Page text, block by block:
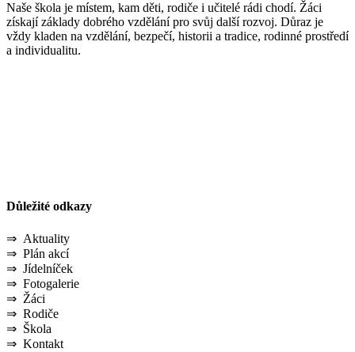
Naše škola je místem, kam děti, rodiče i učitelé rádi chodí. Žáci
získají základy dobrého vzdělání pro svůj další rozvoj. Důraz je
vždy kladen na vzdělání, bezpečí, historii a tradice, rodinné prostředí
a individualitu.
Důležité odkazy
⇒ Aktuality
⇒ Plán akcí
⇒ Jídelníček
⇒ Fotogalerie
⇒ Žáci
⇒ Rodiče
⇒ Škola
⇒ Kontakt